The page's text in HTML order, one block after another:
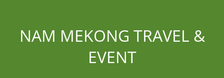
NAM MEKONG TRAVEL &
EVENT